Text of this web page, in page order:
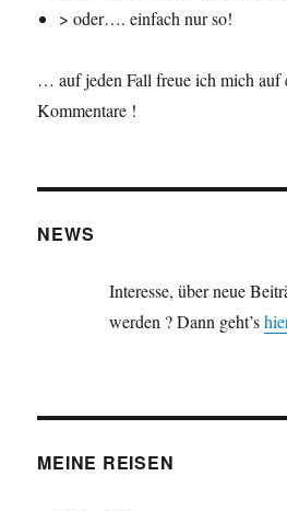
> oder…. einfach nur so!
… auf jeden Fall freue ich mich auf
Kommentare !
NEWS
Interesse, über neue
werden ? Dann geht’s
MEINE REISEN